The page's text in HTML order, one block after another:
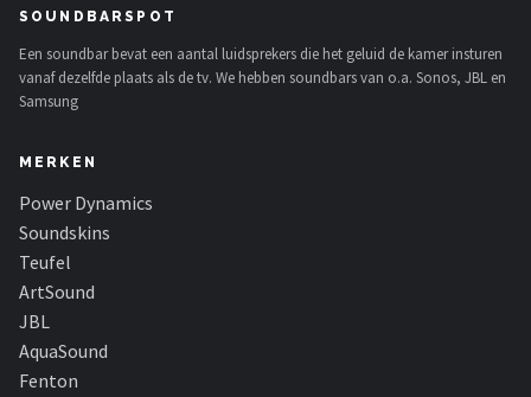
SOUNDBARSPOT
Een soundbar bevat een aantal luidsprekers die het geluid de kamer insturen
vanaf dezelfde plaats als de tv. We hebben soundbars van o.a. Sonos, JBL en
Samsung
MERKEN
Power Dynamics
Soundskins
Teufel
ArtSound
JBL
AquaSound
Fenton